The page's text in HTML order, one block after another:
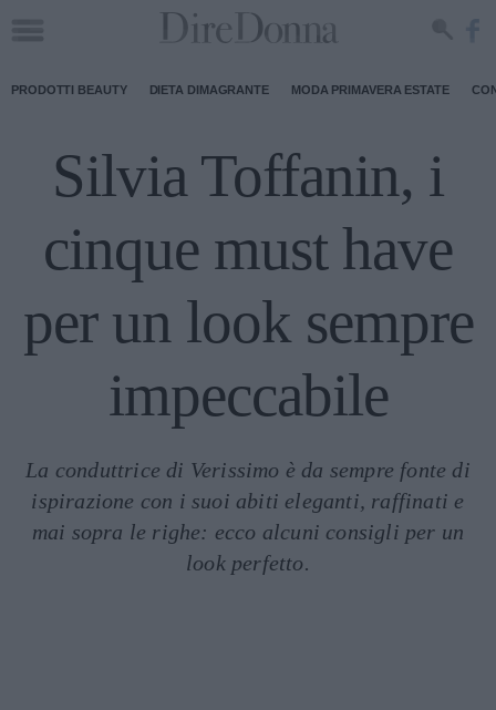
PRODOTTI BEAUTY DIETA DIMAGRANTE MODA PRIMAVERA ESTATE
Silvia Toffanin, i
cinque must have
per un look sempre
impeccabile
La conduttrice di Verissimo è da sempre fonte di
ispirazione con i suoi abiti eleganti, raffinati e
mai sopra le righe: ecco alcuni consigli per un
look perfetto.